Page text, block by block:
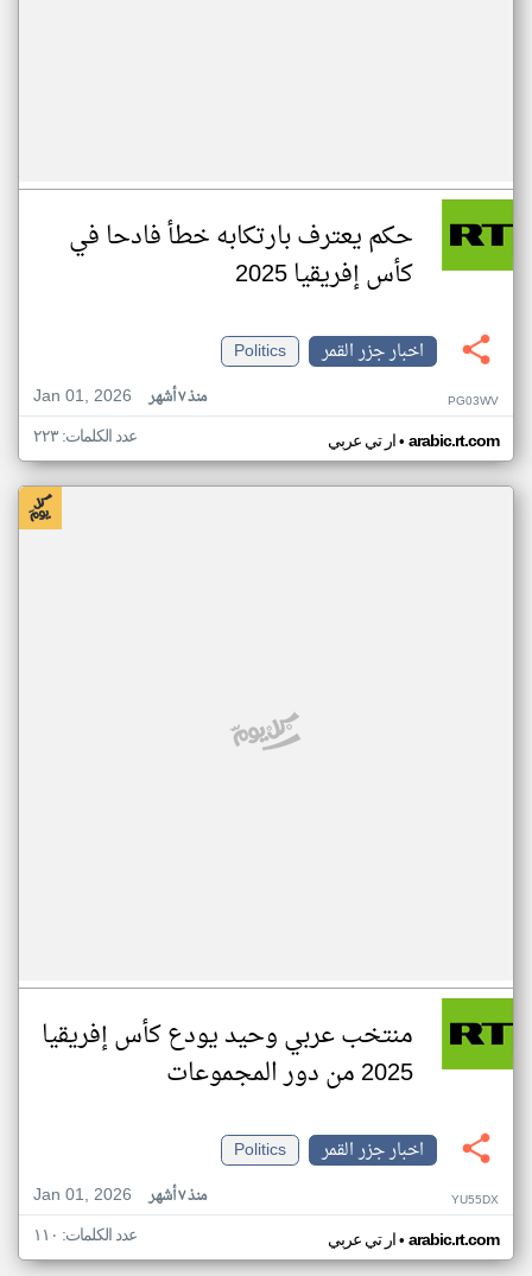
حكم يعترف بارتكابه خطأ فادحا في
كأس إفريقيا 2025
اخبار جزر القمر
Politics
Jan 01, 2026
منذ ٧ أشهر PG03WV
ار تي عربي• arabic.rt.com عدد الكلمات: ٢٢٣
منتخب عربي وحيد يودع كأس إفريقيا
2025 من دور المجموعات
اخبار جزر القمر
Politics
Jan 01, 2026
منذ ٧ أشهر YU55DX
ار تي عربي• arabic.rt.com عدد الكلمات: ١١٠